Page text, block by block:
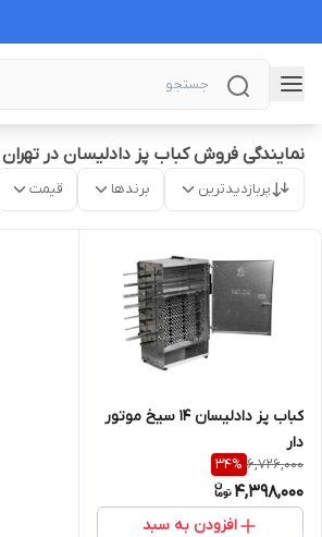
نمایندگی فروش کباب پز دادلیسان در تهران
پربازدیدترین برندها قیمت
کباب پز دادلیسان ۱۴ سیخ موتور
دار
6,726,000
34%
4,398,000
افزودن به سبد